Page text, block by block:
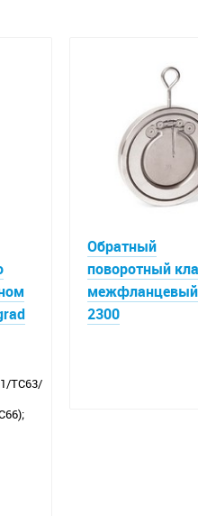
исполнении расходомер
гибкостью при установке и
TC63/
Обратный
поворотный
межфланцевый
2300